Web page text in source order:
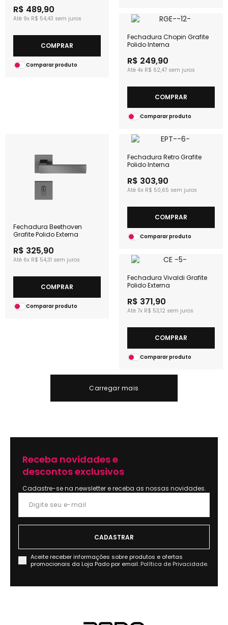
R$ 489,90
9x R$ 54,43
COMPRAR
Comparar produto
Fechadura Chopin Grafite
Polido Interna
R$ 249,90
4x R$ 62,47
COMPRAR
Comparar produto
Fechadura Beethoven
Grafite Polido Externa
R$ 325,90
6x R$ 54,31
COMPRAR
Comparar produto
Fechadura Retro Grafite
Polido Interna
R$ 303,90
6x R$ 50,65
COMPRAR
Comparar produto
Fechadura Vivaldi Grafite
Polido Externa
R$ 371,90
7x R$ 53,12
COMPRAR
Comparar produto
Carregar mais
Receba novidades e
descontos exclusivos
Cadastre-se na newsletter e receba as nossas novidades.
Aceite receber informações sobre produtos e ofertas
promocionais da Loja Pado por email. Política de Privacidade.